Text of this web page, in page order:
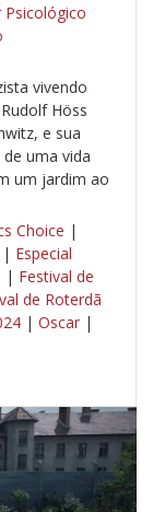
Psicológico
vivendo
Höss
e sua
uma vida
um jardim ao
Choice |
| Especial
| Festival de
de Roterdã
| Oscar |